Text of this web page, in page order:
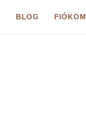
BLOG FIÓKOM